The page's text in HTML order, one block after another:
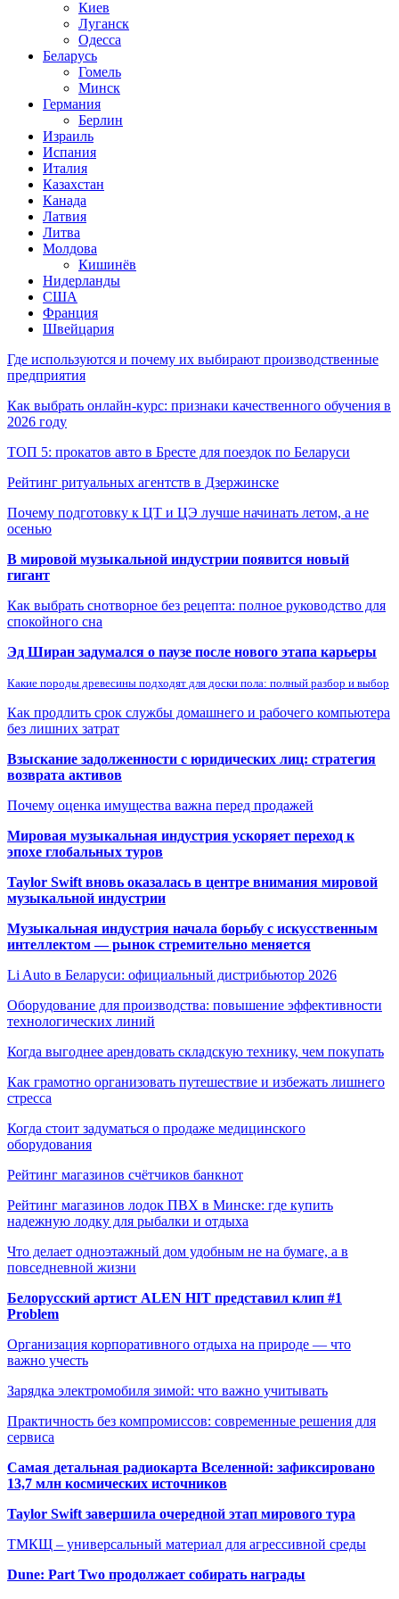
Киев
Луганск
Одесса
Беларусь
Гомель
Минск
Германия
Берлин
Израиль
Испания
Италия
Казахстан
Канада
Латвия
Литва
Молдова
Кишинёв
Нидерланды
США
Франция
Швейцария
Где используются и почему их выбирают производственные
предприятия
Как выбрать онлайн-курс: признаки качественного обучения в
2026 году
ТОП 5: прокатов авто в Бресте для поездок по Беларуси
Рейтинг ритуальных агентств в Дзержинске
Почему подготовку к ЦТ и ЦЭ лучше начинать летом, а не
осенью
В мировой музыкальной индустрии появится новый
гигант
Как выбрать снотворное без рецепта: полное руководство для
спокойного сна
Эд Ширан задумался о паузе после нового этапа карьеры
Какие породы древесины подходят для доски пола: полный разбор и выбор
Как продлить срок службы домашнего и рабочего компьютера
без лишних затрат
Взыскание задолженности с юридических лиц: стратегия
возврата активов
Почему оценка имущества важна перед продажей
Мировая музыкальная индустрия ускоряет переход к
эпохе глобальных туров
Taylor Swift вновь оказалась в центре внимания мировой
музыкальной индустрии
Музыкальная индустрия начала борьбу с искусственным
интеллектом — рынок стремительно меняется
Li Auto в Беларуси: официальный дистрибьютор 2026
Оборудование для производства: повышение эффективности
технологических линий
Когда выгоднее арендовать складскую технику, чем покупать
Как грамотно организовать путешествие и избежать лишнего
стресса
Когда стоит задуматься о продаже медицинского
оборудования
Рейтинг магазинов счётчиков банкнот
Рейтинг магазинов лодок ПВХ в Минске: где купить
надежную лодку для рыбалки и отдыха
Что делает одноэтажный дом удобным не на бумаге, а в
повседневной жизни
Белорусский артист ALEN HIT представил клип #1
Problem
Организация корпоративного отдыха на природе — что
важно учесть
Зарядка электромобиля зимой: что важно учитывать
Практичность без компромиссов: современные решения для
сервиса
Самая детальная радиокарта Вселенной: зафиксировано
13,7 млн космических источников
Taylor Swift завершила очередной этап мирового тура
ТМКЩ – универсальный материал для агрессивной среды
Dune: Part Two продолжает собирать награды